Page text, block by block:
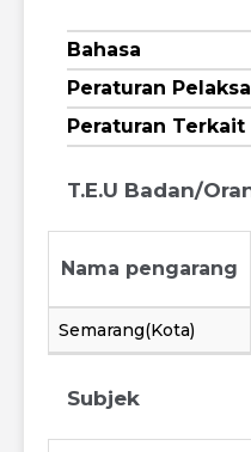
Bahasa
Peraturan
Peraturan Terkait
T.E.U Badan/
Nama pengarang
Semarang(Kota)
Subjek